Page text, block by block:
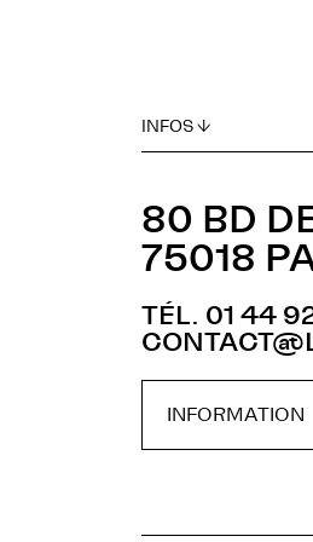
INFOS ↓
80 BD
75018
TÉL. 01 44
INFORMATION